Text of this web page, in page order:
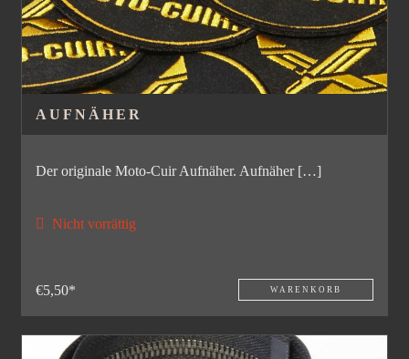
AUFNÄHER
Der originale Moto-Cuir Aufnäher. Aufnäher […]
Nicht vorrättig
€5,50* WARENKORB